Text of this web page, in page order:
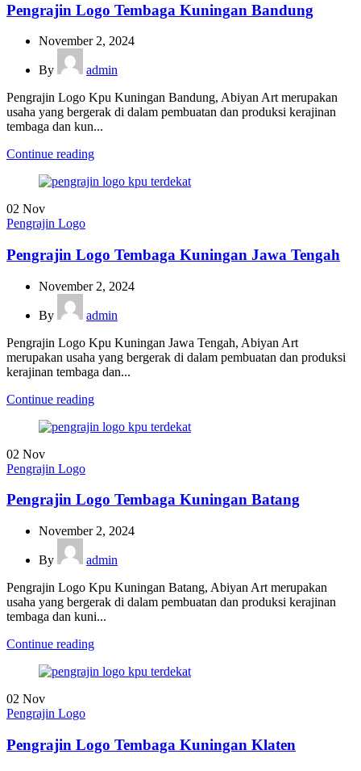
Pengrajin Logo Tembaga Kuningan Bandung
November 2, 2024
By
admin
Pengrajin Logo Kpu Kuningan Bandung, Abiyan Art merupakan
usaha yang bergerak di dalam pembuatan dan produksi kerajinan
tembaga dan kun...
Continue reading
02 Nov
Pengrajin Logo
Pengrajin Logo Tembaga Kuningan Jawa Tengah
November 2, 2024
By
admin
Pengrajin Logo Kpu Kuningan Jawa Tengah, Abiyan Art
merupakan usaha yang bergerak di dalam pembuatan dan produksi
kerajinan tembaga dan...
Continue reading
02 Nov
Pengrajin Logo
Pengrajin Logo Tembaga Kuningan Batang
November 2, 2024
By
admin
Pengrajin Logo Kpu Kuningan Batang, Abiyan Art merupakan
usaha yang bergerak di dalam pembuatan dan produksi kerajinan
tembaga dan kuni...
Continue reading
02 Nov
Pengrajin Logo
Pengrajin Logo Tembaga Kuningan Klaten